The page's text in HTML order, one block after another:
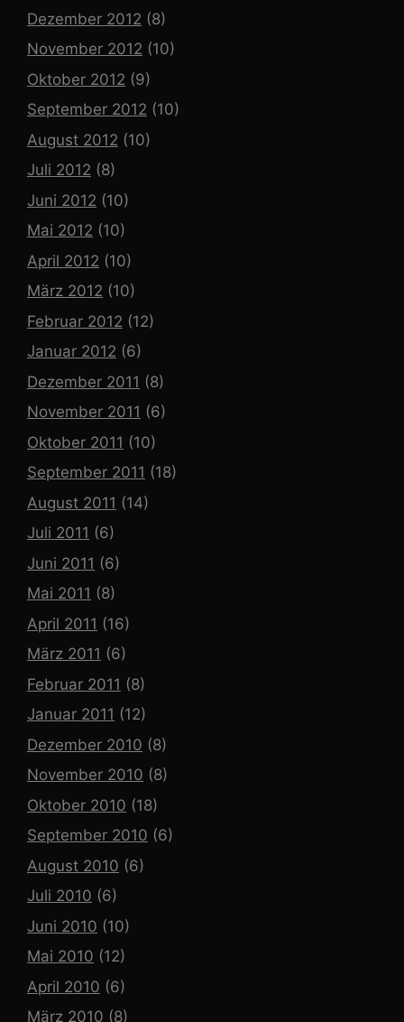
Dezember 2012 (8)
November 2012 (10)
Oktober 2012 (9)
September 2012 (10)
August 2012 (10)
Juli 2012 (8)
Juni 2012 (10)
Mai 2012 (10)
April 2012 (10)
März 2012 (10)
Februar 2012 (12)
Januar 2012 (6)
Dezember 2011 (8)
November 2011 (6)
Oktober 2011 (10)
September 2011 (18)
August 2011 (14)
Juli 2011 (6)
Juni 2011 (6)
Mai 2011 (8)
April 2011 (16)
März 2011 (6)
Februar 2011 (8)
Januar 2011 (12)
Dezember 2010 (8)
November 2010 (8)
Oktober 2010 (18)
September 2010 (6)
August 2010 (6)
Juli 2010 (6)
Juni 2010 (10)
Mai 2010 (12)
April 2010 (6)
März 2010 (8)